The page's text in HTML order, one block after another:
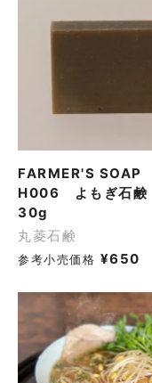
FARMER'S SOAP
H006 よもぎ石鹸
30g
丸菱石鹸
参考小売価格 ¥650